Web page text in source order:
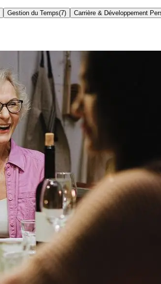
Gestion du Temps(7) Carrière & Développement